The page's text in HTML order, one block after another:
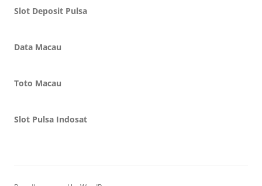
Slot Deposit Pulsa
Data Macau
Toto Macau
Slot Pulsa Indosat